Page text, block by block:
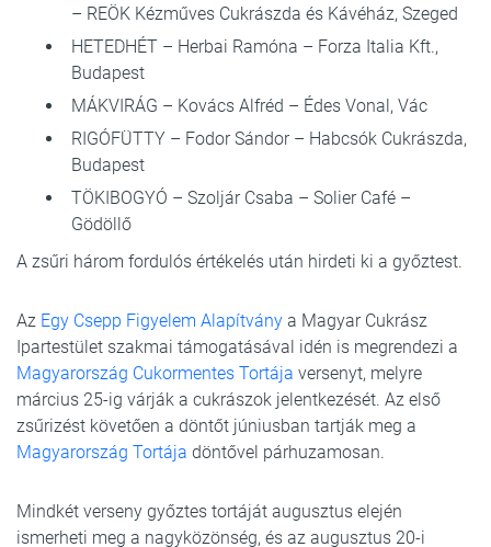
– REÖK Kézműves Cukrászda és Kávéház, Szeged
HETEDHÉT – Herbai Ramóna – Forza Italia Kft.,
Budapest
MÁKVIRÁG – Kovács Alfréd – Édes Vonal, Vác
RIGÓFÜTTY – Fodor Sándor – Habcsók Cukrászda,
Budapest
TÖKIBOGYÓ – Szoljár Csaba – Solier Café –
Gödöllő
A zsűri három fordulós értékelés után hirdeti ki a győztest.
Az Egy Csepp Figyelem Alapítvány a Magyar Cukrász
Ipartestület szakmai támogatásával idén is megrendezi a
Magyarország Cukormentes Tortája versenyt, melyre
március 25-ig várják a cukrászok jelentkezését. Az első
zsűrizést követően a döntőt júniusban tartják meg a
Magyarország Tortája döntővel párhuzamosan.
Mindkét verseny győztes tortáját augusztus elején
ismerheti meg a nagyközönség, és az augusztus 20-i